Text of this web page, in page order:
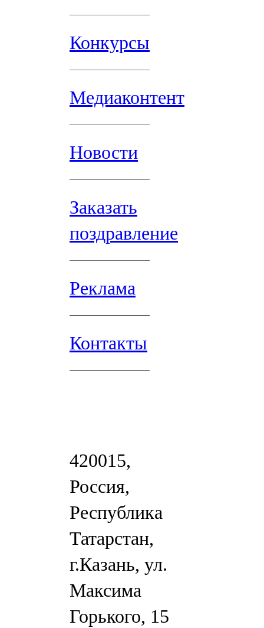
Конкурсы
Медиаконтент
Новости
Заказать
поздравление
Реклама
Контакты
420015,
Россия,
Республика
Татарстан,
г.Казань, ул.
Максима
Горького, 15